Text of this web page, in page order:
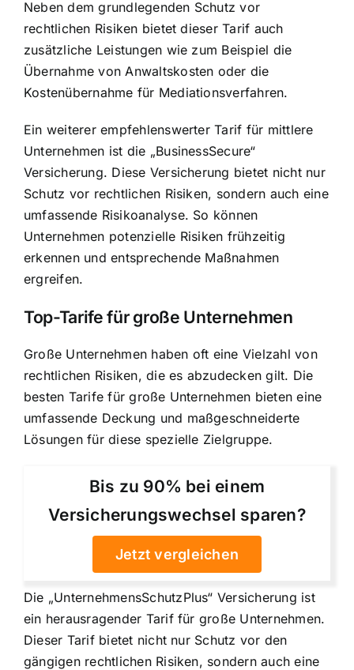
Neben dem grundlegenden Schutz vor
rechtlichen Risiken bietet dieser Tarif auch
zusätzliche Leistungen wie zum Beispiel die
Übernahme von Anwaltskosten oder die
Kostenübernahme für Mediationsverfahren.
Ein weiterer empfehlenswerter Tarif für mittlere
Unternehmen ist die „BusinessSecure“
Versicherung. Diese Versicherung bietet nicht nur
Schutz vor rechtlichen Risiken, sondern auch eine
umfassende Risikoanalyse. So können
Unternehmen potenzielle Risiken frühzeitig
erkennen und entsprechende Maßnahmen
ergreifen.
Top-Tarife für große Unternehmen
Große Unternehmen haben oft eine Vielzahl von
rechtlichen Risiken, die es abzudecken gilt. Die
besten Tarife für große Unternehmen bieten eine
umfassende Deckung und maßgeschneiderte
Lösungen für diese spezielle Zielgruppe.
Bis zu 90% bei einem
Versicherungswechsel sparen?
Jetzt vergleichen
Die „UnternehmensSchutzPlus“ Versicherung ist
ein herausragender Tarif für große Unternehmen.
Dieser Tarif bietet nicht nur Schutz vor den
gängigen rechtlichen Risiken, sondern auch eine